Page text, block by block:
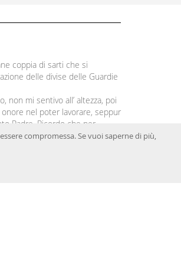
coppia di sarti che si
delle divise delle Guardie
non mi sentivo all’ altezza, poi
nel poter lavorare, seppur
Padre. Ricordo che per
aiutò, lavorando per me ore
compromessa. Se vuoi saperne di più,